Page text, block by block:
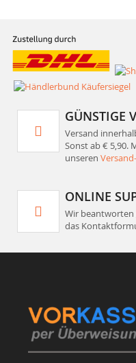
GÜNSTIGE
Versand
Sonst ab € 5,90.
unseren
ONLINE
Wir beantworten
das